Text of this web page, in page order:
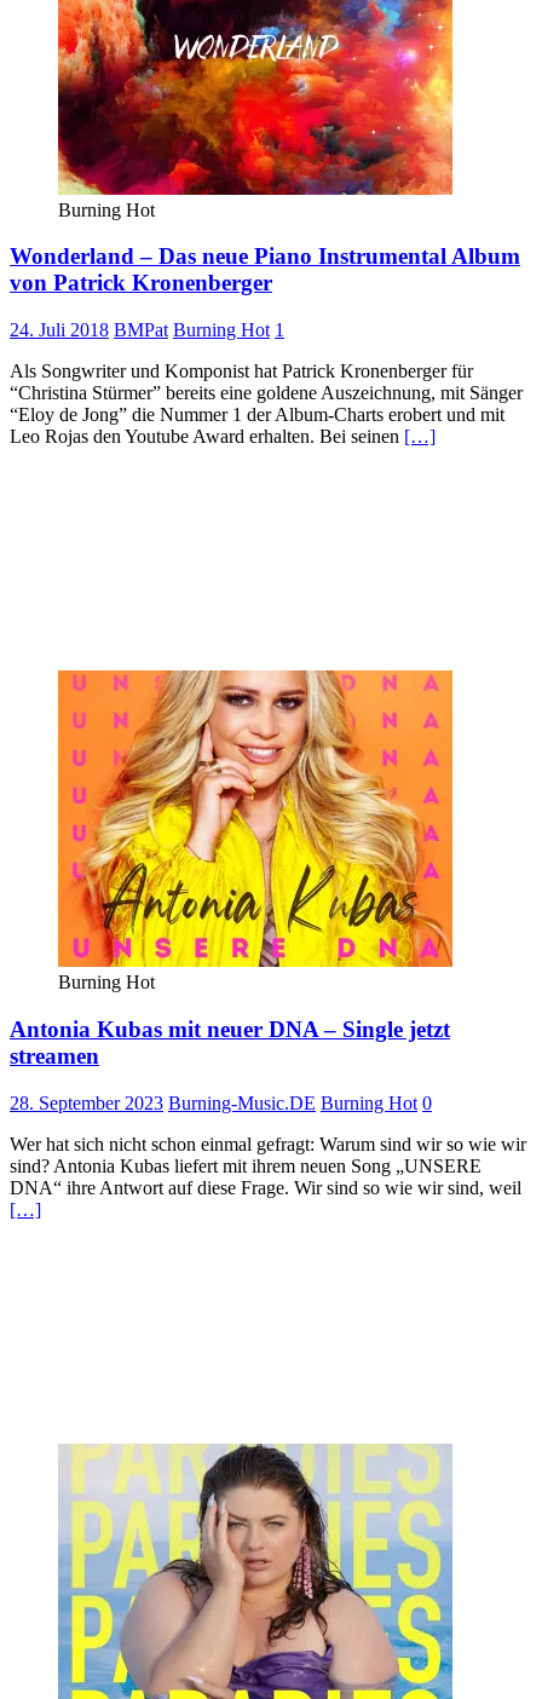
Burning Hot
Wonderland – Das neue Piano Instrumental Album
von Patrick Kronenberger
24. Juli 2018 BMPat Burning Hot 1
Als Songwriter und Komponist hat Patrick Kronenberger für
“Christina Stürmer” bereits eine goldene Auszeichnung, mit Sänger
“Eloy de Jong” die Nummer 1 der Album-Charts erobert und mit
Leo Rojas den Youtube Award erhalten. Bei seinen […]
Burning Hot
Antonia Kubas mit neuer DNA – Single jetzt
streamen
28. September 2023 Burning-Music.DE Burning Hot 0
Wer hat sich nicht schon einmal gefragt: Warum sind wir so wie wir
sind? Antonia Kubas liefert mit ihrem neuen Song „UNSERE
DNA“ ihre Antwort auf diese Frage. Wir sind so wie wir sind, weil
[…]